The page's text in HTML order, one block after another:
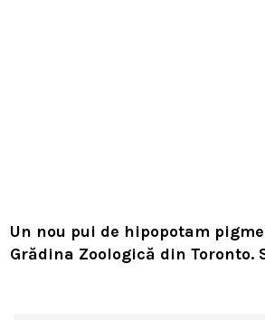
Un nou pui de hipopotam
Grădina Zoologică din Toronto.